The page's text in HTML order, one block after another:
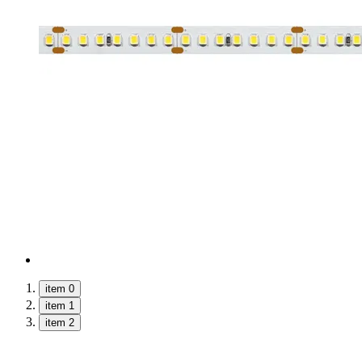
item 0
item 1
item 2